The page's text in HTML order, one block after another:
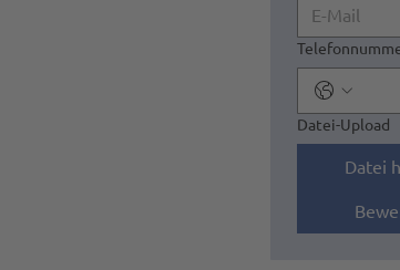
Datei-Upload
Datei